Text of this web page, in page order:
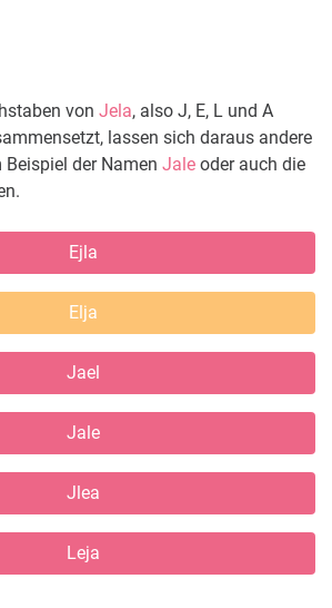
von Jela, also J, E, L und A
lassen sich daraus andere
der Namen Jale oder auch die
Ejla
Elja
Jael
Jale
Jlea
Leja